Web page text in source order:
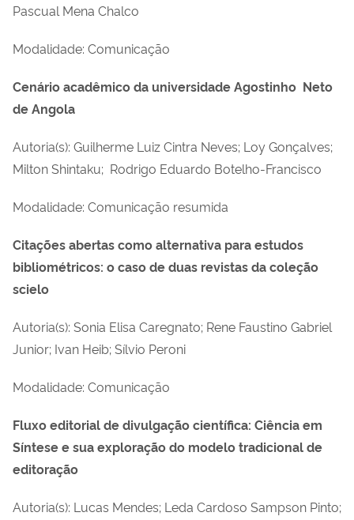
Pascual Mena Chalco
Modalidade: Comunicação
Cenário acadêmico da universidade Agostinho Neto
de Angola
Autoria(s): Guilherme Luiz Cintra Neves; Loy Gonçalves;
Milton Shintaku; Rodrigo Eduardo Botelho-Francisco
Modalidade: Comunicação resumida
Citações abertas como alternativa para estudos
bibliométricos: o caso de duas revistas da coleção
scielo
Autoria(s): Sonia Elisa Caregnato; Rene Faustino Gabriel
Junior; Ivan Heib; Sílvio Peroni
Modalidade: Comunicação
Fluxo editorial de divulgação científica: Ciência em
Síntese e sua exploração do modelo tradicional de
editoração
Autoria(s): Lucas Mendes; Leda Cardoso Sampson Pinto;